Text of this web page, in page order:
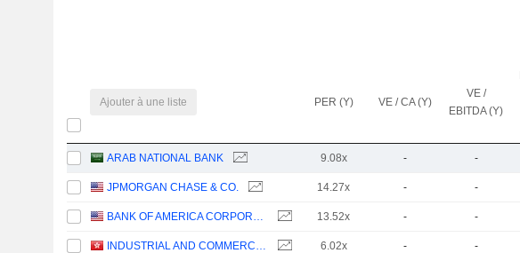
Ajouter à une liste PER (Y) VE / CA (Y)
VE /
EBITDA (Y)
ARAB NATIONAL BANK 9.08x - -
JPMORGAN CHASE & CO. 14.27x - -
BANK OF AMERICA CORPORATION 13.52x - -
INDUSTRIAL AND COMMERCIAL BANK OF CHINA LIMITED 6.02x - -